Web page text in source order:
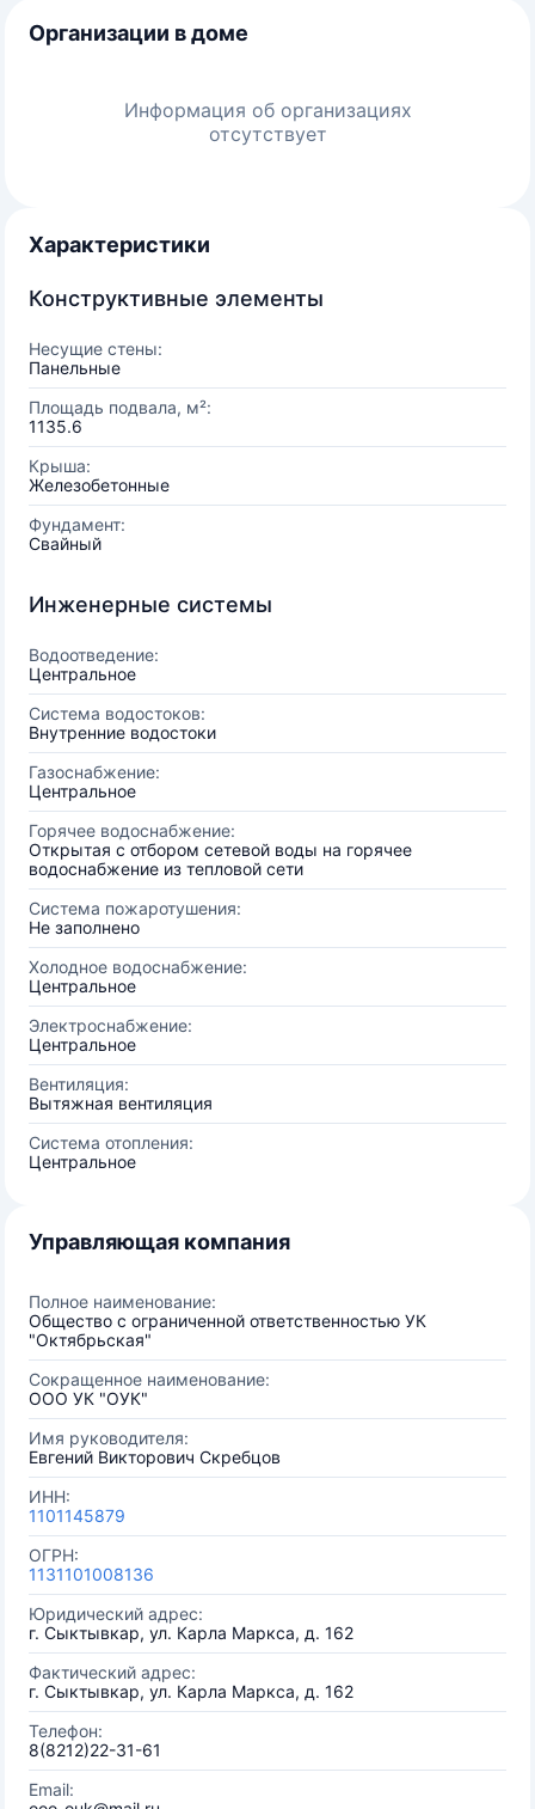
Организации в доме
Информация об организациях
отсутствует
Характеристики
Конструктивные элементы
Несущие стены:
Панельные
Площадь подвала, м²:
1135.6
Крыша:
Железобетонные
Фундамент:
Свайный
Инженерные системы
Водоотведение:
Центральное
Система водостоков:
Внутренние водостоки
Газоснабжение:
Центральное
Горячее водоснабжение:
Открытая с отбором сетевой воды на горячее
водоснабжение из тепловой сети
Система пожаротушения:
Не заполнено
Холодное водоснабжение:
Центральное
Электроснабжение:
Центральное
Вентиляция:
Вытяжная вентиляция
Система отопления:
Центральное
Управляющая компания
Полное наименование:
Общество с ограниченной ответственностью УК
"Октябрьская"
Сокращенное наименование:
ООО УК "ОУК"
Имя руководителя:
Евгений Викторович Скребцов
ИНН:
1101145879
ОГРН:
1131101008136
Юридический адрес:
г. Сыктывкар, ул. Карла Маркса, д. 162
Фактический адрес:
г. Сыктывкар, ул. Карла Маркса, д. 162
Телефон:
8(8212)22-31-61
Email: